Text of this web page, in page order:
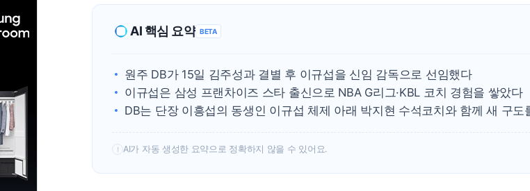
강원도 폭염
AI 핵심 요약 BETA
원주 DB가 15일 김주성과 결별 후 이규섭을 신임 감독으로 선임했다
이규섭은 삼성 프랜차이즈 스타 출신으로 NBA G리그·KBL 코치 경험을 쌓았다
DB는 단장 이흥섭의 동생인 이규섭 체제 아래 박지현 수석코치와 함께 새 구도
! AI가 자동 생성한 요약으로 정확하지 않을 수 있어요.